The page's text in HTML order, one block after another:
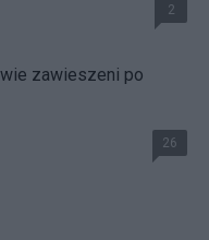
2
zawieszeni po
26